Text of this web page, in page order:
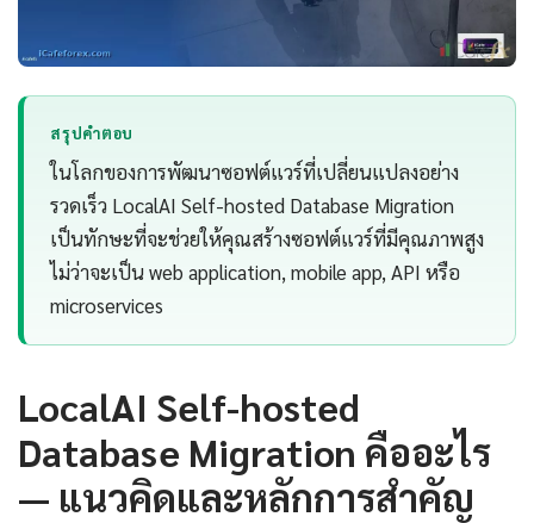
สรุปคำตอบ
ในโลกของการพัฒนาซอฟต์แวร์ที่เปลี่ยนแปลงอย่าง
รวดเร็ว LocalAI Self-hosted Database Migration
เป็นทักษะที่จะช่วยให้คุณสร้างซอฟต์แวร์ที่มีคุณภาพสูง
ไม่ว่าจะเป็น web application, mobile app, API หรือ
microservices
LocalAI Self-hosted
Database Migration คืออะไร
— แนวคิดและหลักการสำคัญ